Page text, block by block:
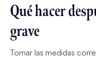
Qué hacer
grave
Tomar las medidas